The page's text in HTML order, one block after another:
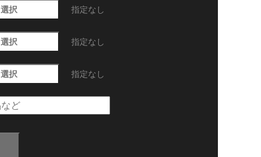
選択 指定なし
選択 指定なし
選択 指定なし